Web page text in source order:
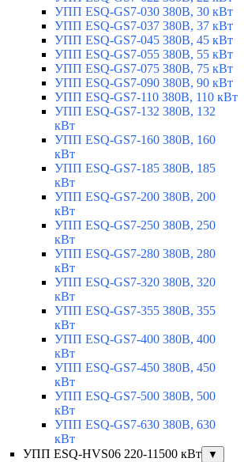
УПП ESQ-GS7-030 380В, 30 кВт
УПП ESQ-GS7-037 380В, 37 кВт
УПП ESQ-GS7-045 380В, 45 кВт
УПП ESQ-GS7-055 380В, 55 кВт
УПП ESQ-GS7-075 380В, 75 кВт
УПП ESQ-GS7-090 380В, 90 кВт
УПП ESQ-GS7-110 380В, 110 кВт
УПП ESQ-GS7-132 380В, 132
кВт
УПП ESQ-GS7-160 380В, 160
кВт
УПП ESQ-GS7-185 380В, 185
кВт
УПП ESQ-GS7-200 380В, 200
кВт
УПП ESQ-GS7-250 380В, 250
кВт
УПП ESQ-GS7-280 380В, 280
кВт
УПП ESQ-GS7-320 380В, 320
кВт
УПП ESQ-GS7-355 380В, 355
кВт
УПП ESQ-GS7-400 380В, 400
кВт
УПП ESQ-GS7-450 380В, 450
кВт
УПП ESQ-GS7-500 380В, 500
кВт
УПП ESQ-GS7-630 380В, 630
кВт
УПП ESQ-HVS06 220-11500 кВт
▼